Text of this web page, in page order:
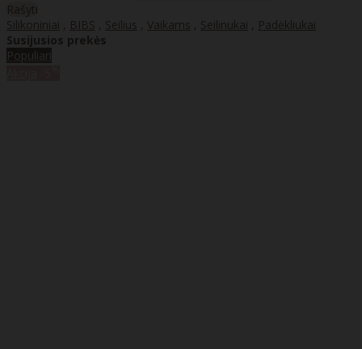
Rašyti
Silikoniniai , BIBS , Seilius , Vaikams , Seilinukai , Padėkliukai
Susijusios prekės
Populiari